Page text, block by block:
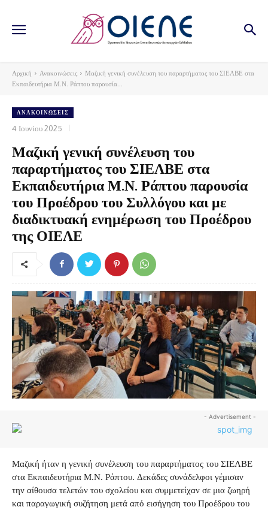
Αρχική Ανακοινώσεις
Μαζική γενική συνέλευση του παραρτήματος του ΣΙΕΛΒΕ στα
Εκπαιδευτήρια Μ.Ν. Ράπτου παρουσία...
ΑΝΑΚΟΙΝΏΣΕΙΣ
4 Ιουνίου 2025
Μαζική γενική συνέλευση του
παραρτήματος του ΣΙΕΛΒΕ στα
Εκπαιδευτήρια Μ.Ν. Ράπτου παρουσία
του Προέδρου του Συλλόγου και με
διαδικτυακή ενημέρωση του Προέδρου
της ΟΙΕΛΕ
- Advertisement -
Μαζική ήταν η γενική συνέλευση του παραρτήματος του ΣΙΕΛΒΕ
στα Εκπαιδευτήρια Μ.Ν. Ράπτου. Δεκάδες συνάδελφοι γέμισαν
την αίθουσα τελετών του σχολείου και συμμετείχαν σε μια ζωηρή
και παραγωγική συζήτηση μετά από εισήγηση του Προέδρου του